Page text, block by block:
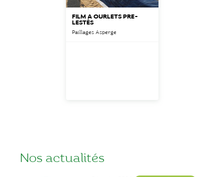
FILM À OURLETS PRÉ-
LESTÉS
Paillages Asperge
Nos actualités